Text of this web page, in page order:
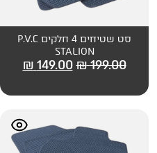
סט שטיחים 4 חלקים P.V.C
₪